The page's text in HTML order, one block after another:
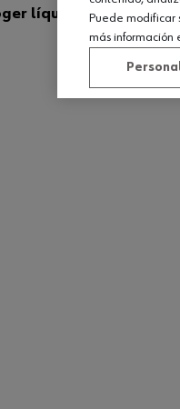
líquido de frenos
Puede modificar
más información